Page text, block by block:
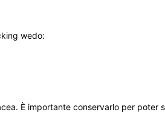
wedo:
È importante conservarlo per poter